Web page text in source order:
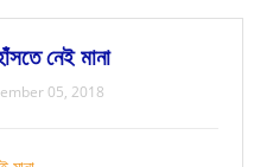
নেই মানা
05, 2018